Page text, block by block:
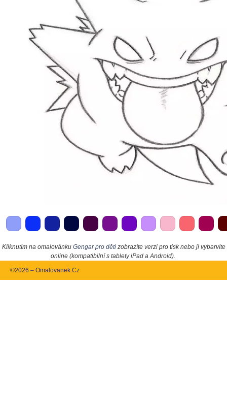
Kliknutím na omalovánku Gengar pro dětizobrazíte verzi pro tisk nebo ji vybarvíte
online (kompatibilní s tablety iPad a Android).
©2026 – Omalovanek.Cz